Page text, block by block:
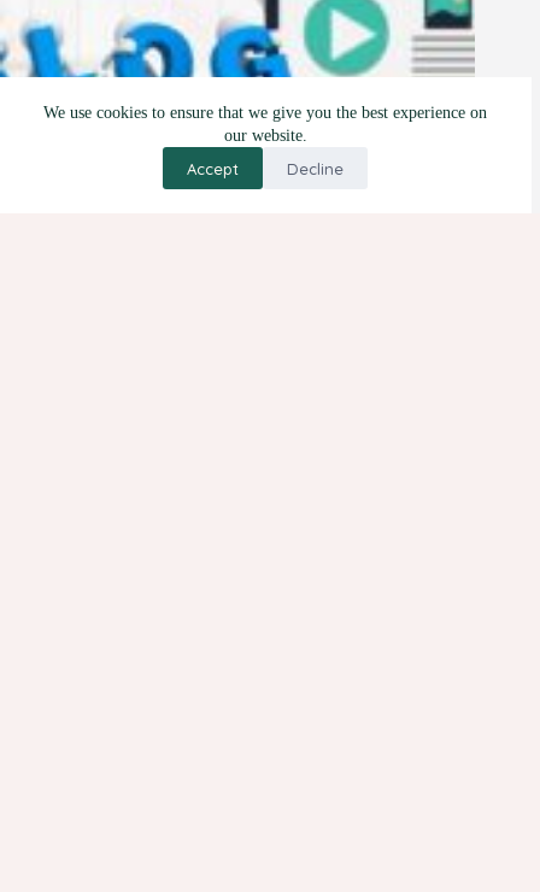
We use cookies to ensure that we give you the best experience on
our website.
Accept Decline